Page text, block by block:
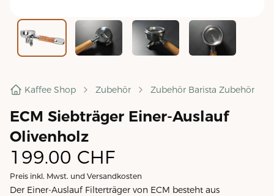
Kaffee Shop Zubehör Zubehör Barista Zubehör
ECM Siebträger Einer-Auslauf
Olivenholz
199.00 CHF
Preis inkl. Mwst. und Versandkosten
Der Einer-Auslauf Filterträger von ECM besteht aus